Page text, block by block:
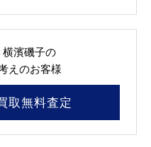
横濱磯子の
えのお客様
取無料査定